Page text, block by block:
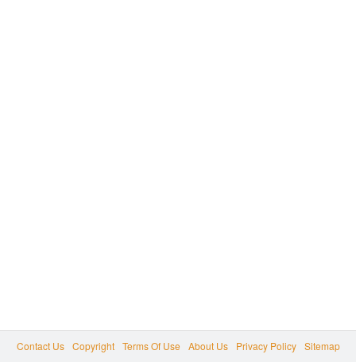
Contact Us Copyright Terms Of Use About Us Privacy Policy
Sitemap